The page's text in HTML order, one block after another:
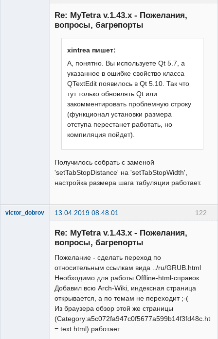
Re: MyTetra v.1.43.x - Пожелания,
вопросы, багрепорты
xintrea пишет:
А, понятно. Вы используете Qt 5.7, а
указанное в ошибке свойство класса
QTextEdit появилось в Qt 5.10. Так что
тут только обновлять Qt или
закомментировать проблемную строку
(функционал установки размера
отступа перестанет работать, но
компиляция пойдет).
Получилось собрать с заменой
'setTabStopDistance' на 'setTabStopWidth',
настройка размера шага табуляции работает.
122
victor_dobrov 13.04.2019 08:48:01
Re: MyTetra v.1.43.x - Пожелания,
вопросы, багрепорты
Пожелание - сделать переход по
относительным ссылкам вида ../ru/GRUB.html
Необходимо для работы Offline-html-справок.
Добавил всю Arch-Wiki, индексная страница
открывается, а по темам не переходит ;-(
Из браузера обзор этой же страницы
(Category:a5c072fa947c0f5677a599b14f3fd48c.html
= text.html) работает.